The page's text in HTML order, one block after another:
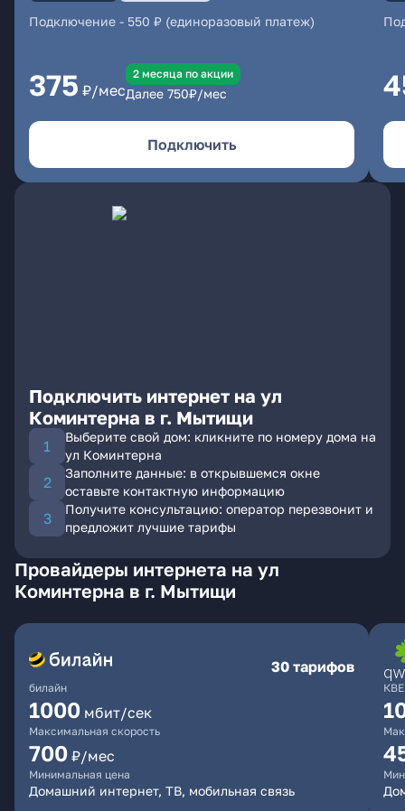
Подключение - 550 ₽ (единоразовый платеж)
375 ₽/мес
2 месяцa по акции
Далее 750₽/мес
Подключить
Подключить интернет на ул
Коминтерна в г. Мытищи
Выберите свой дом: кликните по номеру дома на
ул Коминтерна
Заполните данные: в открывшемся окне
оставьте контактную информацию
Получите консультацию: оператор перезвонит и
предложит лучшие тарифы
Провайдеры интернета на ул
Коминтерна в г. Мытищи
билайн
30 тарифов
1000 мбит/сек
Максимальная скорость
700 ₽/мес
Минимальная цена
Домашний интернет, ТВ, мобильная связь